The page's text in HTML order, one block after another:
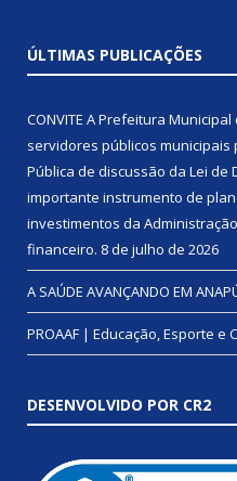
ÚLTIMAS PUBLICAÇÕES
CONVITE A Prefeitura
servidores públicos
Pública de discussão da Lei de
importante instrumento de
investimentos da
financeiro. 8 de julho de 2026
A SAÚDE AVANÇANDO EM
PROAAF | Educação, Esporte e
DESENVOLVIDO POR CR2